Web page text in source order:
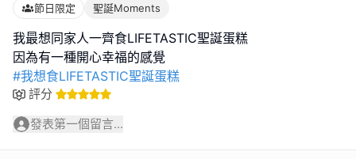
節日限定 聖誕Moments
我最想同家人一齊食LIFETASTIC聖誕蛋糕
#我想食LIFETASTIC聖誕蛋糕
評分
發表第一個留言...